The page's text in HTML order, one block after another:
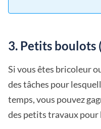
3. Petits boulots
Si vous êtes bricoleur
des tâches pour
temps, vous pouvez
des petits travaux pour